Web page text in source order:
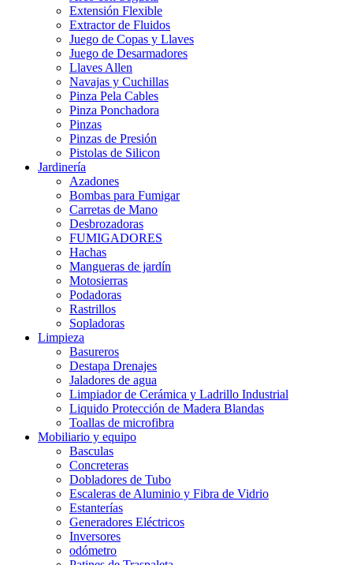
Extensión Flexible
Extractor de Fluidos
Juego de Copas y Llaves
Juego de Desarmadores
Llaves Allen
Navajas y Cuchillas
Pinza Pela Cables
Pinza Ponchadora
Pinzas
Pinzas de Presión
Pistolas de Silicon
Jardinería
Azadones
Bombas para Fumigar
Carretas de Mano
Desbrozadoras
FUMIGADORES
Hachas
Mangueras de jardín
Motosierras
Podadoras
Rastrillos
Sopladoras
Limpieza
Basureros
Destapa Drenajes
Jaladores de agua
Limpiador de Cerámica y Ladrillo Industrial
Liquido Protección de Madera Blandas
Toallas de microfibra
Mobiliario y equipo
Basculas
Concreteras
Dobladores de Tubo
Escaleras de Aluminio y Fibra de Vidrio
Estanterías
Generadores Eléctricos
Inversores
odómetro